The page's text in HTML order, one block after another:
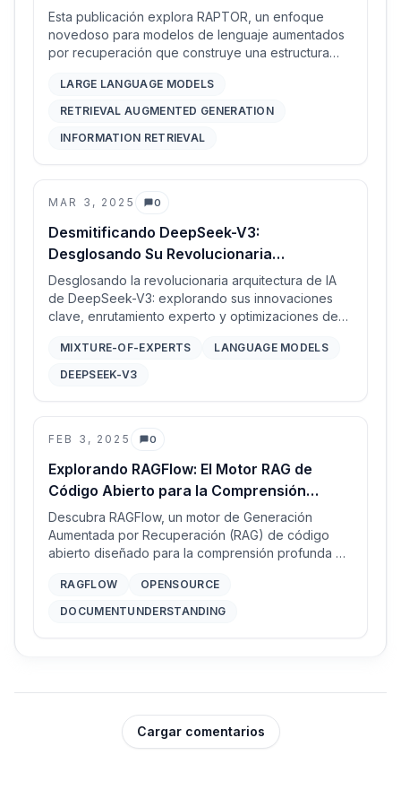
Conocimiento Organizado en Árbol
Esta publicación explora RAPTOR, un enfoque
novedoso para modelos de lenguaje aumentados
por recuperación que construye una estructura
incrustación, agrupamiento y resumen recursivos.
Este método permite la recuperación de
mejorando significativamente el rendimiento en
con la recuperación tradicional de fragmentos
LARGE LANGUAGE MODELS
RETRIEVAL AUGMENTED GENERATION
INFORMATION RETRIEVAL
MAR 3, 2025 0
Comentarios
Desmitificando DeepSeek-V3:
Desglosando Su Revolucionaria
Arquitectura de IA
Desglosando la revolucionaria arquitectura de IA
de DeepSeek-V3: explorando sus innovaciones
clave, enrutamiento experto y optimizaciones de
profundiza en las matemáticas y mecanismos que
impulsan su eficiencia y escalabilidad.
MIXTURE-OF-EXPERTS
LANGUAGE MODELS
DEEPSEEK-V3
FEB 3, 2025 0
Comentarios
Explorando RAGFlow: El Motor RAG de
Código Abierto para la Comprensión
Profunda de Documentos
Descubra RAGFlow, un motor de Generación
Aumentada por Recuperación (RAG) de código
abierto diseñado para la comprensión profunda de
capacidades de búsqueda impulsadas por IA.
RAGFLOW
OPENSOURCE
DOCUMENTUNDERSTANDING
Cargar comentarios